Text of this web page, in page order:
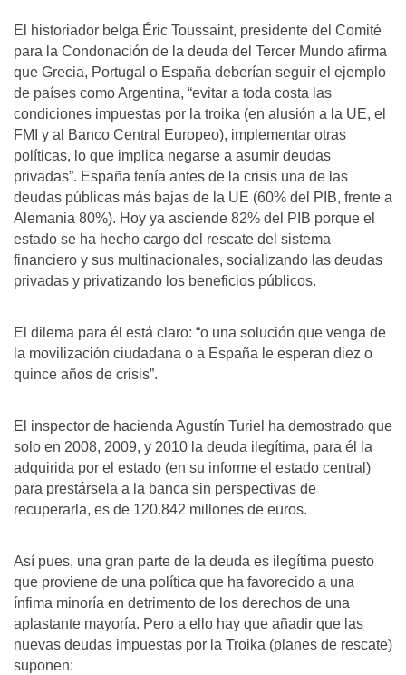
El historiador belga Éric Toussaint, presidente del Comité
para la Condonación de la deuda del Tercer Mundo afirma
que Grecia, Portugal o España deberían seguir el ejemplo
de países como Argentina, “evitar a toda costa las
condiciones impuestas por la troika (en alusión a la UE, el
FMI y al Banco Central Europeo), implementar otras
políticas, lo que implica negarse a asumir deudas
privadas”. España tenía antes de la crisis una de las
deudas públicas más bajas de la UE (60% del PIB, frente a
Alemania 80%). Hoy ya asciende 82% del PIB porque el
estado se ha hecho cargo del rescate del sistema
financiero y sus multinacionales, socializando las deudas
privadas y privatizando los beneficios públicos.
El dilema para él está claro: “o una solución que venga de
la movilización ciudadana o a España le esperan diez o
quince años de crisis”.
El inspector de hacienda Agustín Turiel ha demostrado que
solo en 2008, 2009, y 2010 la deuda ilegítima, para él la
adquirida por el estado (en su informe el estado central)
para prestársela a la banca sin perspectivas de
recuperarla, es de 120.842 millones de euros.
Así pues, una gran parte de la deuda es ilegítima puesto
que proviene de una política que ha favorecido a una
ínfima minoría en detrimento de los derechos de una
aplastante mayoría. Pero a ello hay que añadir que las
nuevas deudas impuestas por la Troika (planes de rescate)
suponen: